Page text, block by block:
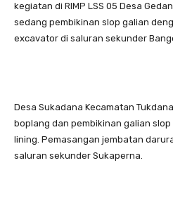
kegiatan di RIMP LSS 05 Desa
sedang pembikinan slop galian
excavator di saluran sekunder
Desa Sukadana Kecamatan
boplang dan pembikinan galian
lining. Pemasangan jembatan
saluran sekunder Sukaperna.